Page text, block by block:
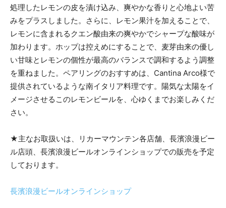
処理したレモンの皮を漬け込み、爽やかな香りと心地よい苦
みをプラスしました。さらに、レモン果汁を加えることで、
レモンに含まれるクエン酸由来の爽やかでシャープな酸味が
加わります。ホップは控えめにすることで、麦芽由来の優し
い甘味とレモンの個性が最高のバランスで調和するよう調整
を重ねました。ペアリングのおすすめは、Cantina Arco様で
提供されているような南イタリア料理です。陽気な太陽をイ
メージさせるこのレモンビールを、心ゆくまでお楽しみくだ
さい。
★主なお取扱いは、リカーマウンテン各店舗、長濱浪漫ビー
ル店頭、長濱浪漫ビールオンラインショップでの販売を予定
しております。
長濱浪漫ビールオンラインショップ